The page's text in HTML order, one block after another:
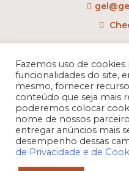
CEP:
Fazemos uso de cookies
funcionalidades do site,
mesmo, fornecer
conteúdo que seja mais
poderemos colocar
nome de nossos
entregar anúncios mais
desempenho dessas
de Privacidade e de